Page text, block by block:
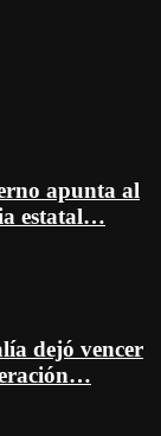
apunta al
estatal…
dejó vencer